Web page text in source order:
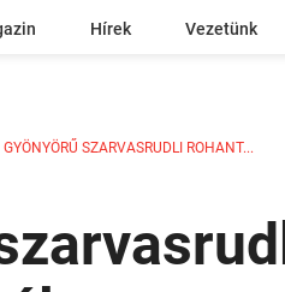
Hírek Vezetünk
GYÖNYÖRŰ SZARVASRUDLI ROHANT...